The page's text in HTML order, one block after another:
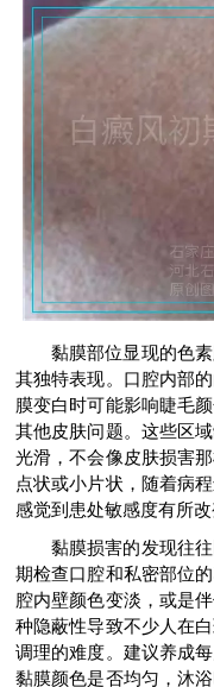
黏膜部位显现的色
其独特表现。口腔内部
膜变白时可能影响睫毛
其他皮肤问题。这些区
光滑，不会像皮肤损害
点状或小片状，随着病
感觉到患处敏感度有所改
黏膜损害的发现往
期检查口腔和私密部位
腔内壁颜色变淡，或是
种隐蔽性导致不少人在
调理的难度。建议养成
黏膜颜色是否均匀，沐